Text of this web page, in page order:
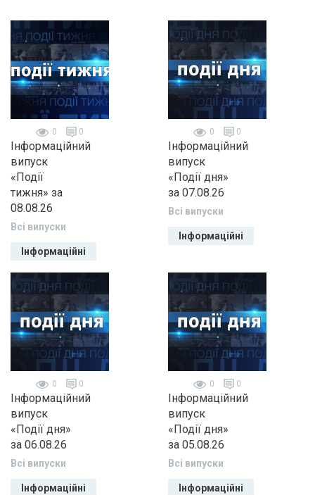
0 0
Інформаційний
випуск
«Події
тижня» за
08.08.26
Всі випуски
Інформаційні
0 0
Інформаційний
випуск
«Події дня»
за 07.08.26
Всі випуски
Інформаційні
0 0
Інформаційний
випуск
«Події дня»
за 06.08.26
Всі випуски
Інформаційні
0 0
Інформаційний
випуск
«Події дня»
за 05.08.26
Всі випуски
Інформаційні